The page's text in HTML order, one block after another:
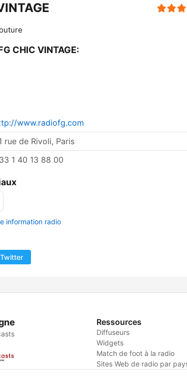
CHIC VINTAGE:
www.radiofg.com
rue de Rivoli, Paris
1 40 13 88 00
information radio
Twitter
Ressources
Diffuseurs
Widgets
Match de foot à la radio
Sites Web de radio par